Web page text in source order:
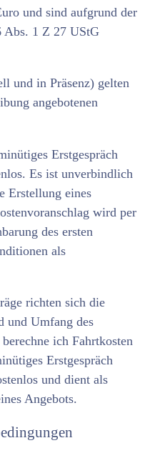
und sind aufgrund der
Abs. 1 Z 27 UStG
und in Präsenz) gelten
angebotenen
Erstgespräch
Es ist unverbindlich
Erstellung eines
wird per
des ersten
als
richten sich die
und Umfang des
ich Fahrtkosten
Erstgespräch
und dient als
Angebots.